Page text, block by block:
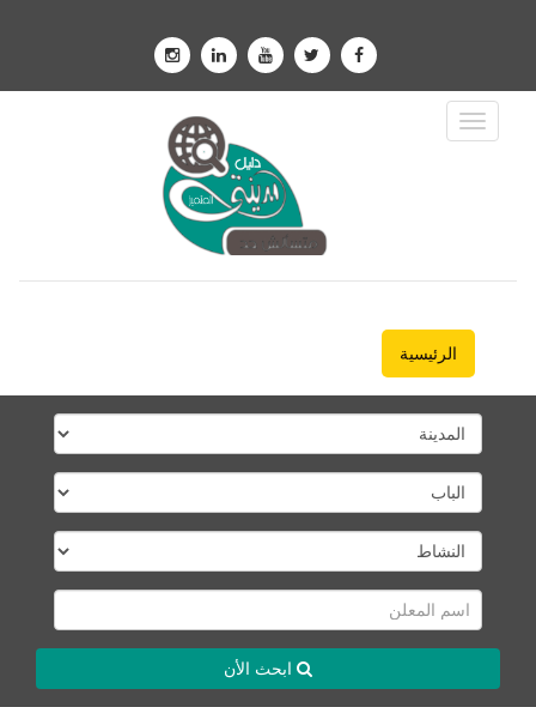
Toggle
Navigation
الرئيسية
ابحث الأن